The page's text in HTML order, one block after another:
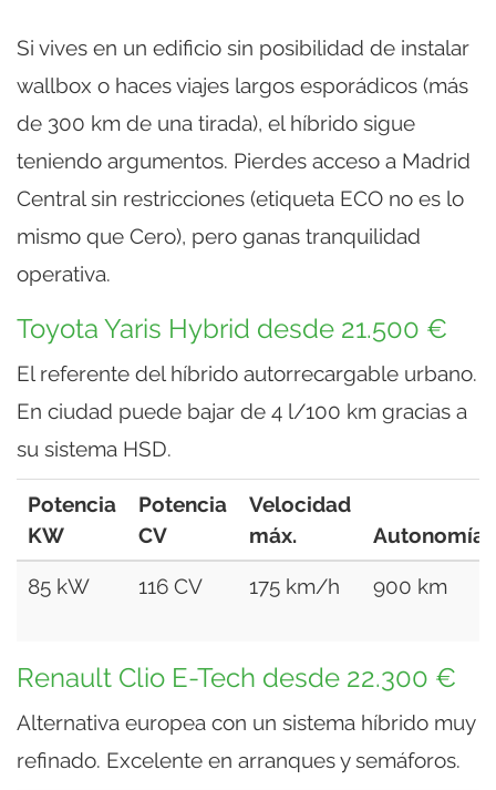
Si vives en un edificio sin posibilidad de instalar
wallbox o haces viajes largos esporádicos (más
de 300 km de una tirada), el híbrido sigue
teniendo argumentos. Pierdes acceso a Madrid
Central sin restricciones (etiqueta ECO no es lo
mismo que Cero), pero ganas tranquilidad
operativa.
Toyota Yaris Hybrid desde 21.500 €
El referente del híbrido autorrecargable urbano.
En ciudad puede bajar de 4 l/100 km gracias a
su sistema HSD.
Potencia
KW
Potencia
CV
Velocidad
máx.
Autonomía
85 kW 116 CV 175 km/h 900 km
Renault Clio E-Tech desde 22.300 €
Alternativa europea con un sistema híbrido muy
refinado. Excelente en arranques y semáforos.